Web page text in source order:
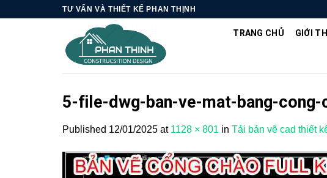
TƯ VẤN VÀ THIẾT KẾ PHAN THỊNH
TRANG CHỦ GIỚI
5-file-dwg-ban-ve-mat-bang-
Published 12/01/2025 at 1128 × 801 in Tải bản vẽ cad thiết